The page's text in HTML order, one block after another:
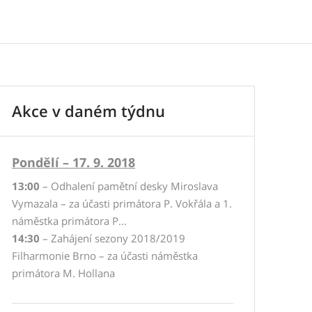
Akce v daném týdnu
Pondělí – 17. 9. 2018
13:00 – Odhalení pamětní desky Miroslava
Vymazala – za účasti primátora P. Vokřála a 1.
náměstka primátora P...
14:30 – Zahájení sezony 2018/2019
Filharmonie Brno – za účasti náměstka
primátora M. Hollana